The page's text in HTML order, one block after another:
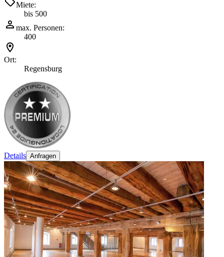
Miete:
bis 500
max. Personen:
400
Ort:
Regensburg
Details Anfragen